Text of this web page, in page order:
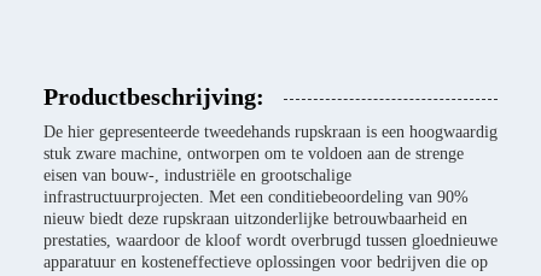
Productbeschrijving:
De hier gepresenteerde tweedehands rupskraan is een hoogwaardig
stuk zware machine, ontworpen om te voldoen aan de strenge
eisen van bouw-, industriële en grootschalige
infrastructuurprojecten. Met een conditiebeoordeling van 90%
nieuw biedt deze rupskraan uitzonderlijke betrouwbaarheid en
prestaties, waardoor de kloof wordt overbrugd tussen gloednieuwe
apparatuur en kosteneffectieve oplossingen voor bedrijven die op